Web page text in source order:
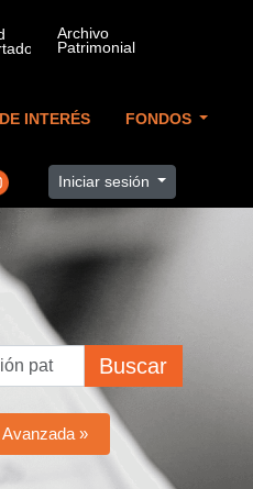
INTERÉS FONDOS
Iniciar sesión
Buscar
»